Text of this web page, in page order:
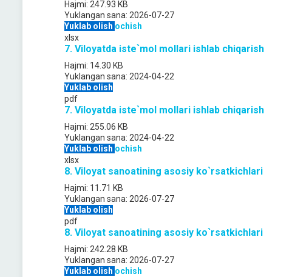
Hajmi: 247.93 KB
Yuklangan sana: 2026-07-27
Yuklab olish ochish
xlsx
7. Viloyatda iste`mol mollari ishlab chiqarish
Hajmi: 14.30 KB
Yuklangan sana: 2024-04-22
Yuklab olish
pdf
7. Viloyatda iste`mol mollari ishlab chiqarish
Hajmi: 255.06 KB
Yuklangan sana: 2024-04-22
Yuklab olish ochish
xlsx
8. Viloyat sanoatining asosiy ko`rsatkichlari
Hajmi: 11.71 KB
Yuklangan sana: 2026-07-27
Yuklab olish
pdf
8. Viloyat sanoatining asosiy ko`rsatkichlari
Hajmi: 242.28 KB
Yuklangan sana: 2026-07-27
Yuklab olish ochish